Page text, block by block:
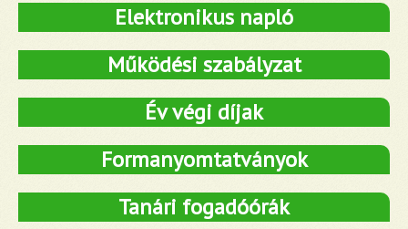
Elektronikus napló
Működési szabályzat
Év végi díjak
Formanyomtatványok
Tanári fogadóórák